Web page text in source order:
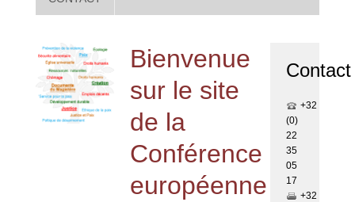
Bienvenue
sur le site
de la
Conférence
européenne
Contact
+32
(0)
22
35
05
17
+32